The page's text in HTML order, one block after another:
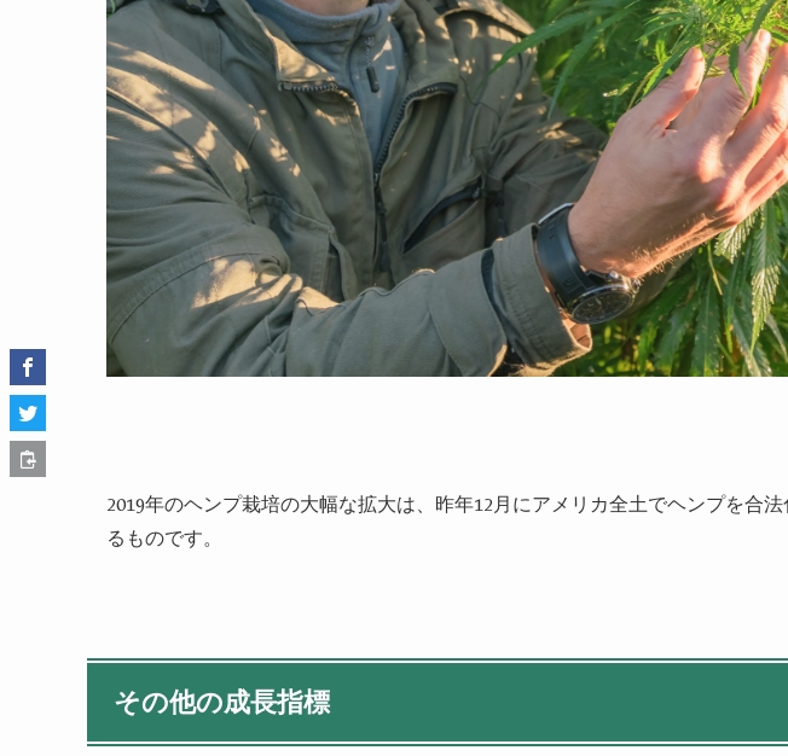
2019年のヘンプ栽培の大幅な拡大は、昨年12 月にアメリカ全土でヘンプを合法
るものです。
その他の成長指標